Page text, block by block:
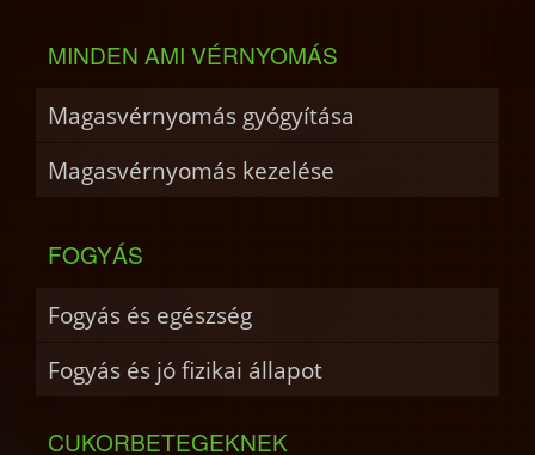
MINDEN AMI VÉRNYOMÁS
Magasvérnyomás gyógyítása
Magasvérnyomás kezelése
FOGYÁS
Fogyás és egészség
Fogyás és jó fizikai állapot
CUKORBETEGEKNEK